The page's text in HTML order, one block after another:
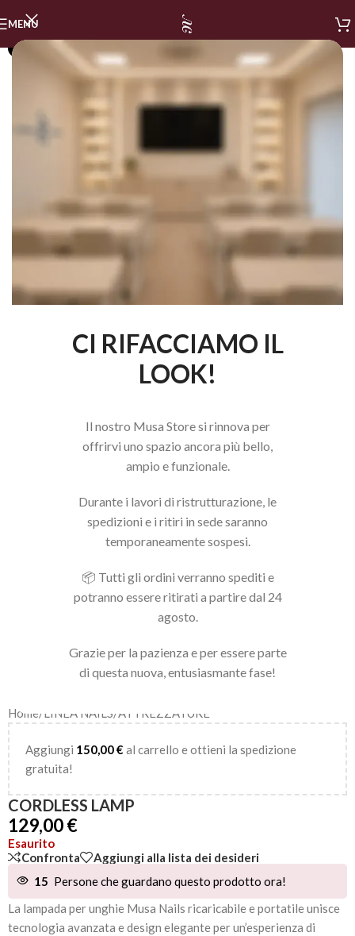
CI RIFACCIAMO IL
LOOK!
Il nostro Musa Store si rinnova per
offrirvi uno spazio ancora più bello,
ampio e funzionale.
Durante i lavori di ristrutturazione, le
spedizioni e i ritiri in sede saranno
temporaneamente sospesi.
📦 Tutti gli ordini verranno spediti e
potranno essere ritirati a partire dal 24
agosto.
Grazie per la pazienza e per essere parte
di questa nuova, entusiasmante fase!
MENU
Home/ LINEA NAILS/ATTREZZATURE
Aggiungi 150,00€ al carrello e ottieni la spedizione
gratuita!
CORDLESS LAMP
129,00€
Esaurito
Confronta
Aggiungi alla lista dei desideri
15 Persone che guardano questo prodotto ora!
La lampada per unghie Musa Nails ricaricabile e portatile unisce
tecnologia avanzata e design elegante per un’esperienza di